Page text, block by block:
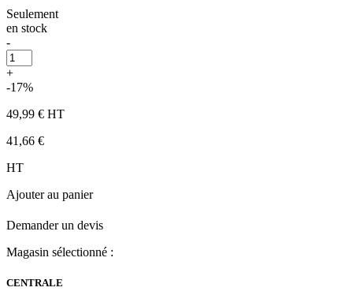
Seulement
en stock
-
+
-17%
49,99 € HT
41,66 €
HT
Ajouter au panier
Demander un devis
Magasin sélectionné :
CENTRALE